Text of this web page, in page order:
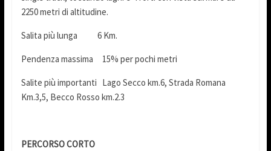
2250 metri di altitudine.
Salita più lunga 6 Km.
Pendenza massima 15% per pochi metri
Salite più importanti Lago Secco km.6, Strada Romana
Km.3,5, Becco Rosso km.2.3
PERCORSO CORTO